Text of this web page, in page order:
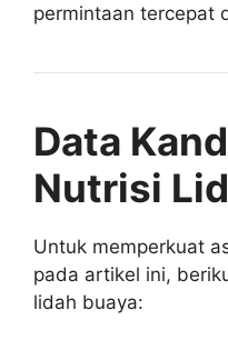
permintaan tercepat
Data
Nutrisi
Untuk memperkuat
pada artikel ini,
lidah buaya: